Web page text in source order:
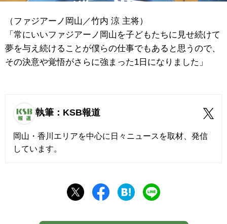
（ファジアーノ岡山／竹内 涼 主将）
「常にいいファジアーノ岡山を子どもたちに見せ続けて
夢を与え続けることが僕らの仕事でもあると思うので、
その決意や覚悟がさらに強まった1日になりました」
執筆：KSB報道
岡山・香川エリアを中心に日々ニュースを取材、発信
しています。